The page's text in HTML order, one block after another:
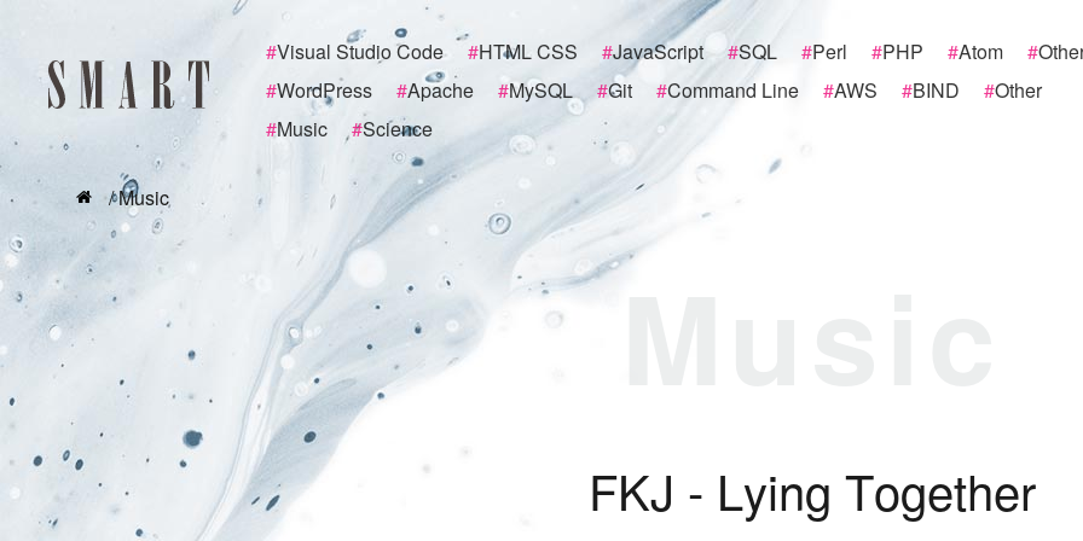
#Visual Studio Code #HTML CSS #JavaScript #SQL #Perl #PHP #Atom #
#WordPress #Apache #MySQL #Git #Command Line #AWS #BIND #Other
#Music #Science
/ Music
FKJ - Lying Together